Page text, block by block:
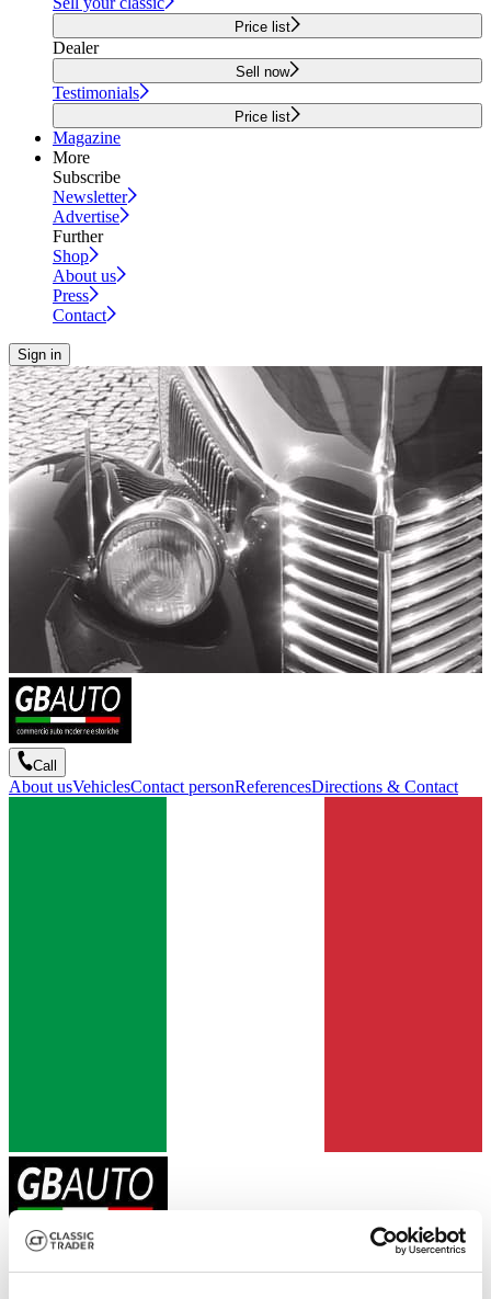
Price list
Dealer
Sell now
Testimonials
Price list
Magazine
More
Subscribe
Newsletter
Advertise
Further
Shop
About us
Press
Contact
Sign in
Call
About usVehiclesContact personReferencesDirections & Contact